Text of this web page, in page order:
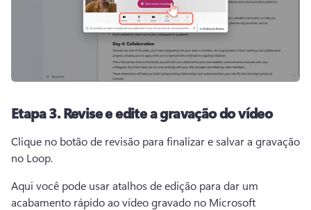
Etapa 3.Revise e edite a gravação do vídeo
Clique no botão de revisão para finalizar e salvar a gravação
no Loop.
Aqui você pode usar atalhos de edição para dar um
acabamento rápido ao vídeo gravado no Microsoft